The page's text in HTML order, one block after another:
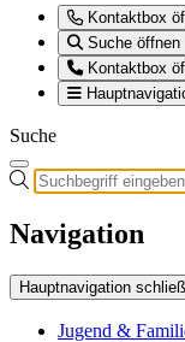
Kontaktbox
Suche öffnen
Kontaktbox
Suche
Navigation
Hauptnavigation
Jugend &